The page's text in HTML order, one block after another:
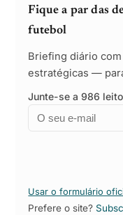
Fique a par das
futebol
Briefing diário
estratégicas —
Junte-se a 986
Email
Empresa
Usar o formulário
Prefere o site?